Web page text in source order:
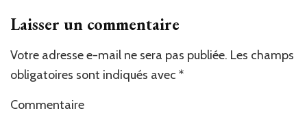
Laisser un commentaire
Votre adresse e-mail ne sera pas publiée. Les champs
obligatoires sont indiqués avec *
Commentaire
Alternative: